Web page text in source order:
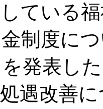
ている
制度に
発表し
遇改善